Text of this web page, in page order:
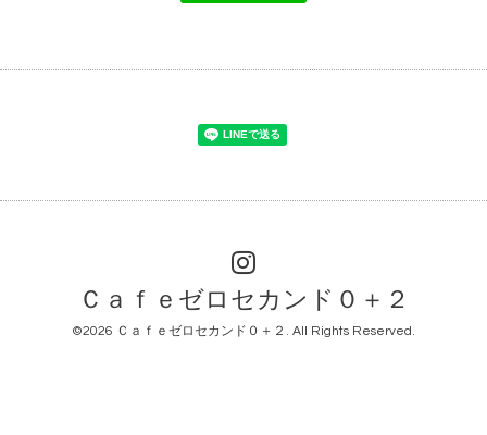
Ｃａｆｅゼロセカンド０＋２
©2026 Ｃａｆｅゼロセカンド０＋２ . All Rights Reserved.